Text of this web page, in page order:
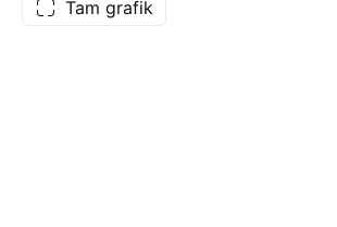
Tam grafik